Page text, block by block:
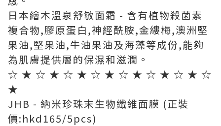
日本繪木溫泉舒敏面霜 - 含有植物殺菌素
複合物,膠原蛋白,神經酰胺,金縷梅,澳洲堅
果油,堅果油,牛油果油及海藻等成份,能夠
為肌膚提供層的保濕和滋潤。
☆ ★ ☆ ★ ☆ ★ ☆ ★ ☆ ★ ☆ ★ ☆ ★ ☆
★
JHB - 納米珍珠末生物纖維面膜 (正裝
價:hkd165/5pcs)